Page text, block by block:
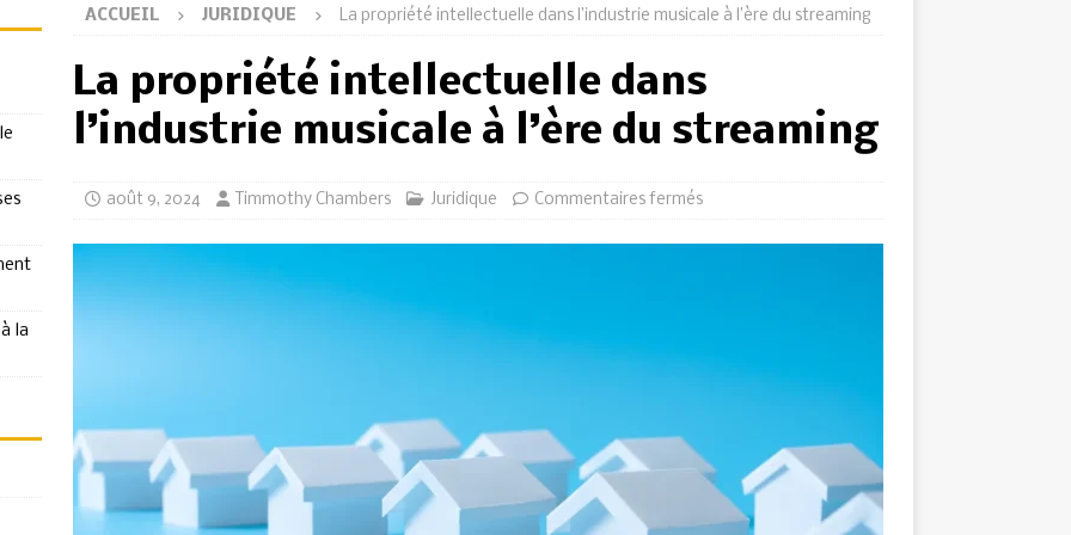
ACCUEIL JURIDIQUE La propriété intellectuelle dans l’industrie musicale à l’ère du streaming
La propriété intellectuelle dans
l’industrie musicale à l’ère du streaming
août 9, 2024 Timmothy Chambers Juridique Commentaires fermés
la